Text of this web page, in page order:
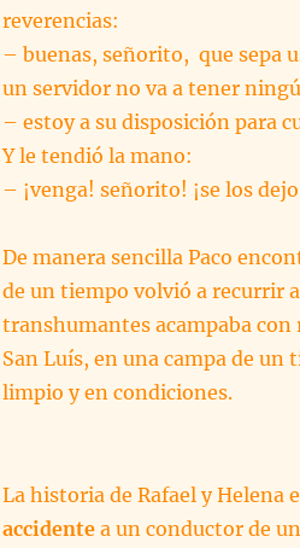
reverencias:
– buenas, señorito, que sepa
un servidor no va a tener
– estoy a su disposición para
Y le tendió la mano:
– ¡venga! señorito! ¡se los
De manera sencilla Paco
de un tiempo volvió a recurrir
transhumantes acampaba con
San Luís, en una campa de
limpio y en condiciones.
La historia de Rafael y Helena
accidentea un conductor de